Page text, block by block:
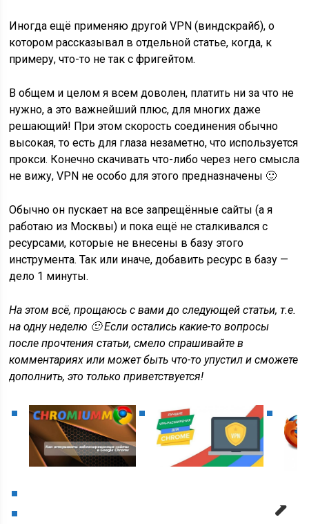
Иногда ещё применяю другой VPN (виндскрайб), о
котором рассказывал в отдельной статье, когда, к
примеру, что-то не так с фригейтом.
В общем и целом я всем доволен, платить ни за что не
нужно, а это важнейший плюс, для многих даже
решающий! При этом скорость соединения обычно
высокая, то есть для глаза незаметно, что используется
прокси. Конечно скачивать что-либо через него смысла
не вижу, VPN не особо для этого предназначены 🙂
Обычно он пускает на все запрещённые сайты (а я
работаю из Москвы) и пока ещё не сталкивался с
ресурсами, которые не внесены в базу этого
инструмента. Так или иначе, добавить ресурс в базу —
дело 1 минуты.
На этом всё, прощаюсь с вами до следующей статьи, т.е.
на одну неделю 🙂 Если остались какие-то вопросы
после прочтения статьи, смело спрашивайте в
комментариях или может быть что-то упустил и сможете
дополнить, это только приветствуется!